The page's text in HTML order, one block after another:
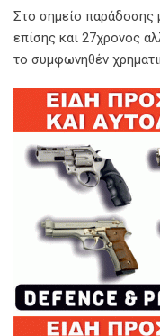
Στο σημείο παράδοσης
επίσης και 27χρονος
το συμφωνηθέν